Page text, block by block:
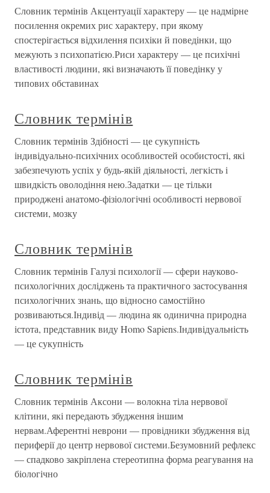
Словник термінів Акцентуації характеру — це надмірне
посилення окремих рис характеру, при якому
спостерігається відхилення психіки й поведінки, що
межують з психопатією.Риси характеру — це психічні
властивості людини, які визначають її поведінку у
типових обставинах
Словник термінів
Словник термінів Здібності — це сукупність
індивідуально-психічних особливостей особистості, які
забезпечують успіх у будь-якій діяльності, легкість і
швидкість оволодіння нею.Задатки — це тільки
природжені анатомо-фізіологічні особливості нервової
системи, мозку
Словник термінів
Словник термінів Галузі психології — сфери науково-
психологічних досліджень та практичного застосування
психологічних знань, що відносно самостійно
розвиваються.Індивід — людина як одинична природна
істота, представник виду Homo Sapiens.Індивідуальність
— це сукупність
Словник термінів
Словник термінів Аксони — волокна тіла нервової
клітини, які передають збудження іншим
нервам.Аферентні неврони — провідники збудження від
периферії до центр нервової системи.Безумовний рефлекс
— спадково закріплена стереотипна форма реагування на
біологічно